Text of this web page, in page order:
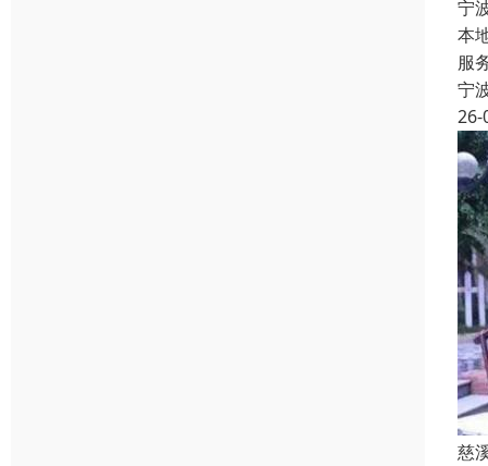
宁
本
服
宁
26-
慈